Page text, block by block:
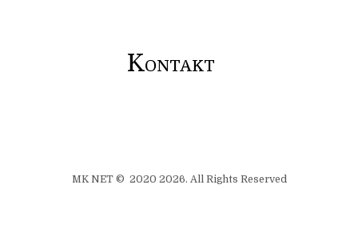
KONTAKT
MK NET © 2020 2026. All Rights Reserved